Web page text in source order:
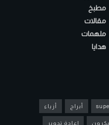
مطبخ
مقالات
ملهمات
هدايا
أبراج أزياء
إعادة تدوير